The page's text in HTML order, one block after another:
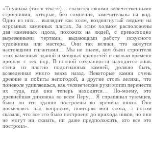
«Тиуанака (так в тексте)… славится своими величественными
строениями, которые, без сомнения, замечательны на вид.
Одно из них… выглядит как холм, воздвигнутый людьми на
огромных каменных плитах. За этим холмом расположены
два каменных идола, похожих на людей, с превосходно
вырезанными чертами, выдающими работу искусного
художника или мастера. Они так велики, что кажутся
настоящими гигантами… Мы не знаем, кем были строители
этих каменных зданий и мощных крепостей и сколько времени
прошло с тех пор. В полной сохранности находится лишь
стена из плотно подогнанных камней, должно быть,
возведенная много веков назад. Некоторые камни очень
древние и побиты непогодой, а другие столь велики, что
поневоле удивляешься, как человеческие руки могли перенести
их туда, где они теперь находятся… По‑моему, это
древнейшая диковина во всем Перу… Я спрашивал туземцев,
были ли эти здания построены во времена инков. Они
посмеялись над вопросом, повторяя мои слова, а потом
сказали, что все это было построено до прихода инков, но они
не могут ни сказать, ни даже предположить, кто все это
построил».